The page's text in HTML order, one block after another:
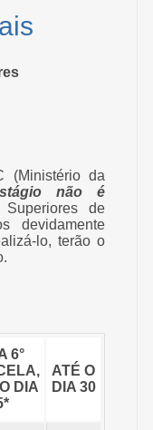
(Ministério da
não é
de
devidamente
lo, terão o
6°
DIA
ATÉ O
DIA 30